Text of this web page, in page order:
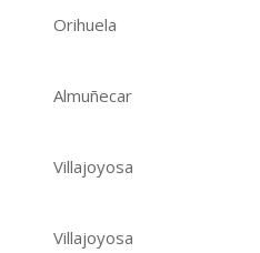
Orihuela
Almuñecar
Villajoyosa
Villajoyosa